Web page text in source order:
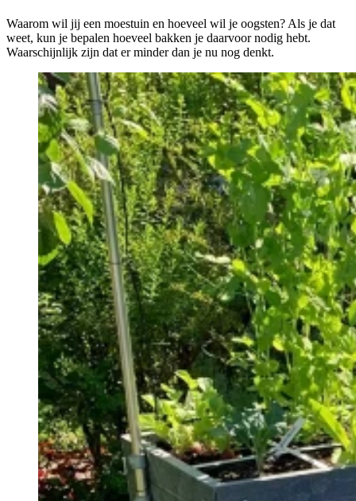
Waarom wil jij een moestuin en hoeveel wil je oogsten? Als je dat
weet, kun je bepalen hoeveel bakken je daarvoor nodig hebt.
Waarschijnlijk zijn dat er minder dan je nu nog denkt.